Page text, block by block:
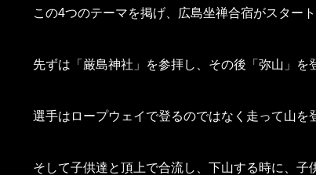
この4つのテーマを掲げ、広島坐禅合宿がスター
先ずは「厳島神社」を参拝し、その後「弥山」を
選手はロープウェイで登るのではなく走って山を
そして子供達と頂上で合流し、下山する時に、